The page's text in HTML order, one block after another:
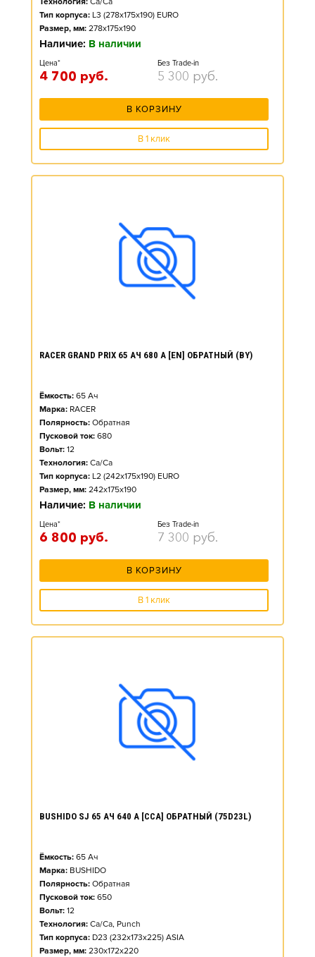
Тип корпуса: L3 (278x175x190) EURO
Размер, мм: 278x175x190
Наличие: В наличии
Цена*
4 700 руб.
Без Trade-in
5 300 руб.
В КОРЗИНУ
В 1 клик
RACER GRAND PRIX 65 АЧ 680 А [EN] ОБРАТНЫЙ (BY)
Ёмкость: 65 Ач
Марка: RACER
Полярность: Обратная
Пусковой ток: 680
Вольт: 12
Технология: Ca/Ca
Тип корпуса: L2 (242x175x190) EURO
Размер, мм: 242x175x190
Наличие: В наличии
Цена*
6 800 руб.
Без Trade-in
7 300 руб.
В КОРЗИНУ
В 1 клик
BUSHIDO SJ 65 АЧ 640 А [CCA] ОБРАТНЫЙ (75D23L)
Ёмкость: 65 Ач
Марка: BUSHIDO
Полярность: Обратная
Пусковой ток: 650
Вольт: 12
Технология: Ca/Ca, Punch
Тип корпуса: D23 (232x173x225) ASIA
Размер, мм: 230x172x220